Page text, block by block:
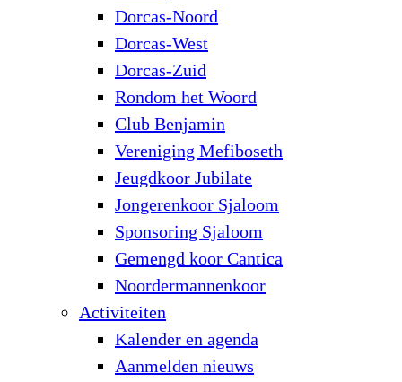
Dorcas-Noord
Dorcas-West
Dorcas-Zuid
Rondom het Woord
Club Benjamin
Vereniging Mefiboseth
Jeugdkoor Jubilate
Jongerenkoor Sjaloom
Sponsoring Sjaloom
Gemengd koor Cantica
Noordermannenkoor
Activiteiten
Kalender en agenda
Aanmelden nieuws